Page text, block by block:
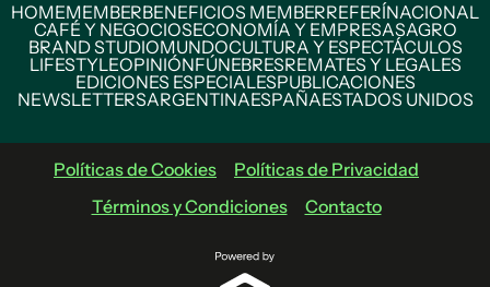
HOMEMEMBERBENEFICIOS MEMBERREFERÍNACIONAL
CAFÉ Y NEGOCIOSECONOMÍA Y EMPRESASAGRO
BRAND STUDIOMUNDOCULTURA Y ESPECTÁCULOS
LIFESTYLEOPINIÓNFÚNEBRESREMATES Y LEGALES
EDICIONES ESPECIALESPUBLICACIONES
NEWSLETTERSARGENTINAESPAÑAESTADOS UNIDOS
Políticas de Cookies
Políticas de Privacidad
Términos y Condiciones
Contacto